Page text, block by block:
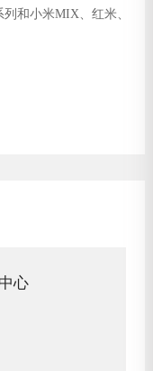
和小米MIX、红米、
心